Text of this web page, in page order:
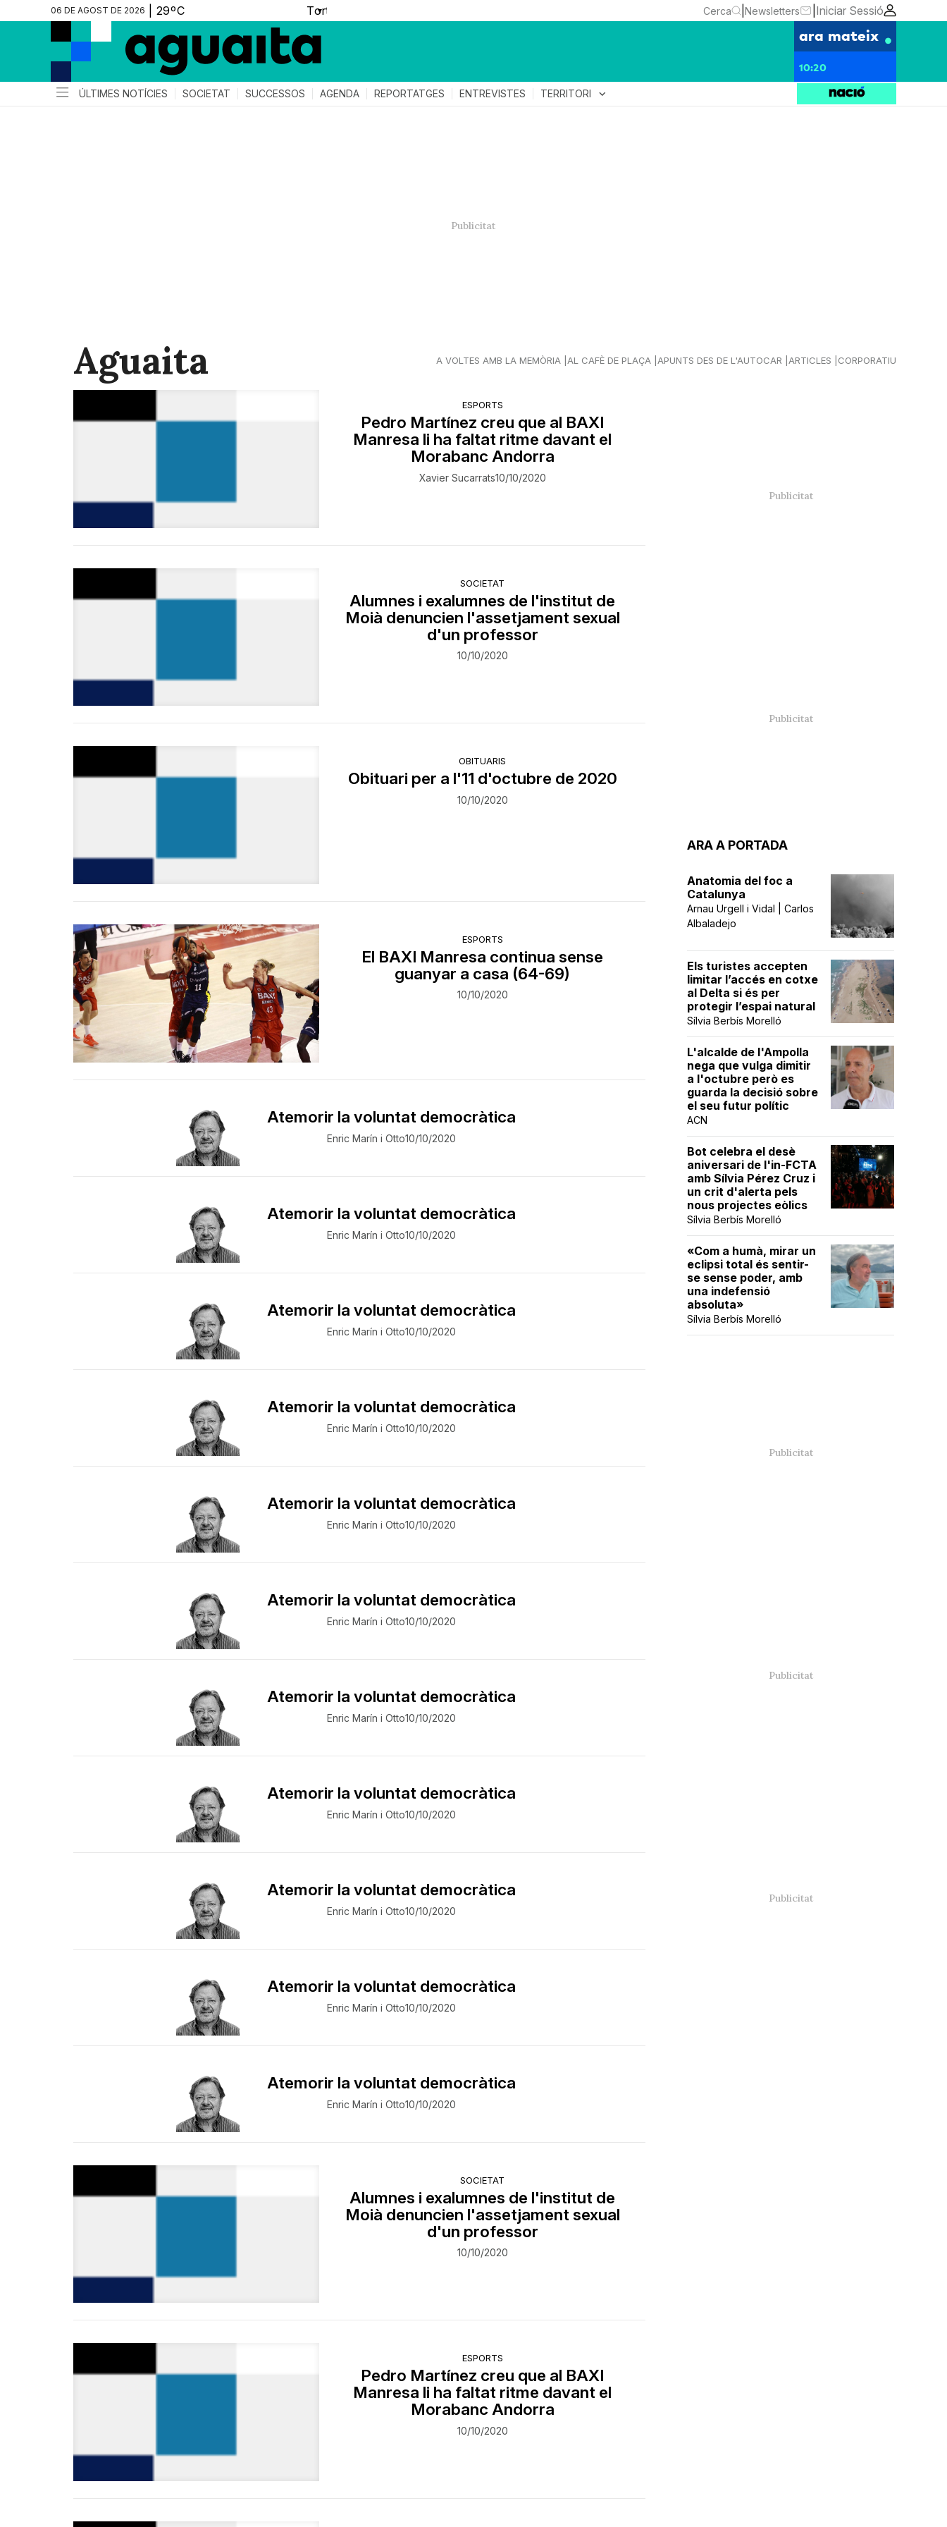
06 DE AGOST DE 2026 ▼ Cerca Newsletters Iniciar Sessió
ara mateix
10:20
ÚLTIMES NOTÍCIES SOCIETAT SUCCESSOS AGENDA REPORTATGES ENTREVISTES TERRITORI expand_more
Aguaita A VOLTES AMB LA MEMÒRIA AL CAFÈ DE PLAÇA APUNTS DES DE L'AUTOCAR ARTICLES CORPORATIU
ESPORTS
Pedro Martínez creu que al BAXI
Manresa li ha faltat ritme davant el
Morabanc Andorra
Xavier Sucarrats10/10/2020
SOCIETAT
Alumnes i exalumnes de l'institut de
Moià denuncien l'assetjament sexual
d'un professor
10/10/2020
OBITUARIS
Obituari per a l'11 d'octubre de 2020
10/10/2020
ESPORTS
El BAXI Manresa continua sense
guanyar a casa (64-69)
10/10/2020
Atemorir la voluntat democràtica
Enric Marín i Otto10/10/2020
Atemorir la voluntat democràtica
Enric Marín i Otto10/10/2020
Atemorir la voluntat democràtica
Enric Marín i Otto10/10/2020
Atemorir la voluntat democràtica
Enric Marín i Otto10/10/2020
Atemorir la voluntat democràtica
Enric Marín i Otto10/10/2020
Atemorir la voluntat democràtica
Enric Marín i Otto10/10/2020
Atemorir la voluntat democràtica
Enric Marín i Otto10/10/2020
Atemorir la voluntat democràtica
Enric Marín i Otto10/10/2020
Atemorir la voluntat democràtica
Enric Marín i Otto10/10/2020
Atemorir la voluntat democràtica
Enric Marín i Otto10/10/2020
Atemorir la voluntat democràtica
Enric Marín i Otto10/10/2020
SOCIETAT
Alumnes i exalumnes de l'institut de
Moià denuncien l'assetjament sexual
d'un professor
10/10/2020
ESPORTS
Pedro Martínez creu que al BAXI
Manresa li ha faltat ritme davant el
Morabanc Andorra
10/10/2020
ARA A PORTADA
Anatomia del foc a
Catalunya
Arnau Urgell i Vidal | Carlos
Albaladejo
Els turistes accepten
limitar l’accés en cotxe
al Delta si és per
protegir l’espai natural
Sílvia Berbís Morelló
L'alcalde de l'Ampolla
nega que vulga dimitir
a l'octubre però es
guarda la decisió sobre
el seu futur polític
ACN
Bot celebra el desè
aniversari de l'in-FCTA
amb Sílvia Pérez Cruz i
un crit d'alerta pels
nous projectes eòlics
Sílvia Berbís Morelló
«Com a humà, mirar un
eclipsi total és sentir-
se sense poder, amb
una indefensió
absoluta»
Sílvia Berbís Morelló